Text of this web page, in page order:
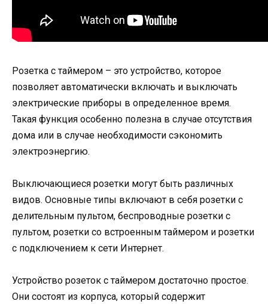
Розетка с таймером – это устройство, которое
позволяет автоматически включать и выключать
электрические приборы в определенное время.
Такая функция особенно полезна в случае отсутствия
дома или в случае необходимости сэкономить
электроэнергию.
Выключающиеся розетки могут быть различных
видов. Основные типы включают в себя розетки с
делительным пультом, беспроводные розетки с
пультом, розетки со встроенным таймером и розетки
с подключением к сети Интернет.
Устройство розеток с таймером достаточно простое.
Они состоят из корпуса, который содержит